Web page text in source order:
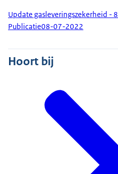
Update gasleveringszekerheid -
Publicatie08-07-2022
Hoort bij